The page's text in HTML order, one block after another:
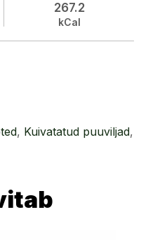
267.2
kCal
, Kuivatatud puuviljad,